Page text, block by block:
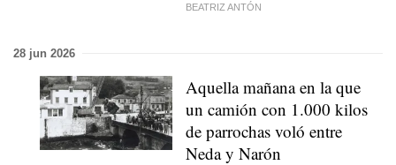
BEATRIZ ANTÓN
28 jun 2026
Aquella mañana en la que
un camión con 1.000 kilos
de parrochas voló entre
Neda y Narón